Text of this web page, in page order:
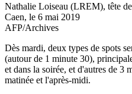
Nathalie Loiseau (LREM), tête
Caen, le 6 mai 2019
AFP/Archives
Dès mardi, deux types de spots
(autour de 1 minute 30),
et dans la soirée, et d'autres de 3
matinée et l'après-midi.